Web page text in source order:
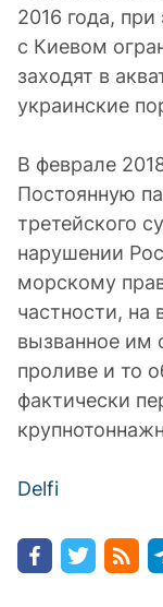
2016 года,
с Киевом
заходят в
украинские
В феврале
Постоянную
третейского
нарушении
морскому
частности, на
вызванное им
проливе и то
фактически
Delfi